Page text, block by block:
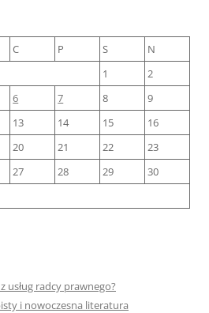
C P S
N
1
2
6 7 8
9
13 14 15
16
20 21 22
23
27 28 29
30
usług radcy prawnego?
i nowoczesna literatura